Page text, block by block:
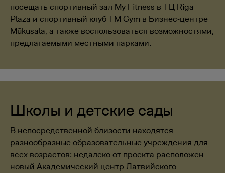
посещать спортивный зал My Fitness в ТЦ Riga
Plaza и спортивный клуб TM Gym в Бизнес-центре
Mūkusala, а также воспользоваться возможностями,
предлагаемыми местными парками.
Школы и детские сады
В непосредственной близости находятся
разнообразные образовательные учреждения для
всех возрастов: недалеко от проекта расположен
новый Академический центр Латвийского